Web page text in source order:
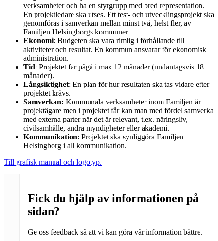
verksamheter och ha en styrgrupp med bred representation.
En projektledare ska utses. Ett test- och utvecklingsprojekt ska
genomföras i samverkan mellan minst två, helst fler, av
Familjen Helsingborgs kommuner.
Ekonomi: Budgeten ska vara rimlig i förhållande till
aktiviteter och resultat. En kommun ansvarar för ekonomisk
administration.
Tid: Projektet får pågå i max 12 månader (undantagsvis 18
månader).
Långsiktighet: En plan för hur resultaten ska tas vidare efter
projektet krävs.
Samverkan: Kommunala verksamheter inom Familjen är
projektägare men i projektet får kan man med fördel samverka
med externa parter när det är relevant, t.ex. näringsliv,
civilsamhälle, andra myndigheter eller akademi.
Kommunikation: Projektet ska synliggöra Familjen
Helsingborg i all kommunikation.
Till grafisk manual och logotyp.
Fick du hjälp av informationen på
sidan?
Ge oss feedback så att vi kan göra vår information bättre.